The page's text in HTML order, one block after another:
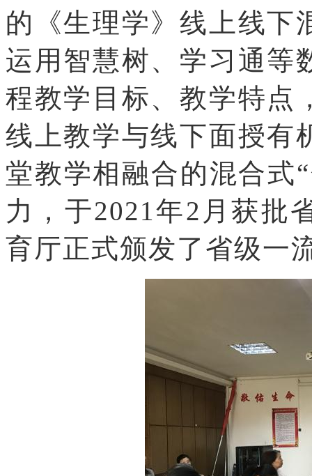
的《生理学》线上线下
运用智慧树、学习通等
程教学目标、教学特点
线上教学与线下面授有
堂教学相融合的混合式
力，于2021年2月获批
育厅正式颁发了省级一